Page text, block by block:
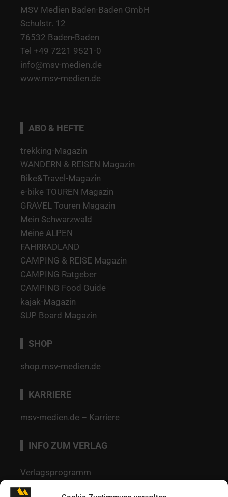
MSV Medien Baden-Baden GmbH
Schulstr. 12
76532 Baden-Baden
Tel +49 7221 9521-0
info@msv-medien.de
www.msv-medien.de
ABO & HEFTE
trekking-Magazin
WANDERN & REISEN Magazin
Bike&Travel-Magazin
e-bike TOUREN Magazin
GRAVEL Touren Magazin
Mein Schwarzwald
Meine ALPEN
FAHRRADLAND
CAMPING & REISE Magazin
CAMPING Ratgeber
CAMPING Food Guide
kajak-Magazin
SUP Board Magazin
SHOP
shop.msv-medien.de
KARRIERE
msv-medien.de – Karriere
INFO ZUM VERLAG
Verlagsprogramm
Mediadaten